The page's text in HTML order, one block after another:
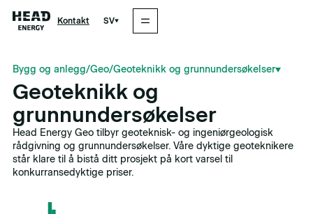
Kontakt SV
Bygg og anlegg/Geo/Geoteknikk og grunnundersøkelser
Geoteknikk og
grunnundersøkelser
Head Energy Geo tilbyr geoteknisk- og ingeniørgeologisk
rådgivning og grunnundersøkelser. Våre dyktige geoteknikere
står klare til å bistå ditt prosjekt på kort varsel til
konkurransedyktige priser.